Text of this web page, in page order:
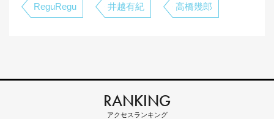
ReguRegu 井越有紀 高橋幾郎
RANKING
アクセスランキング